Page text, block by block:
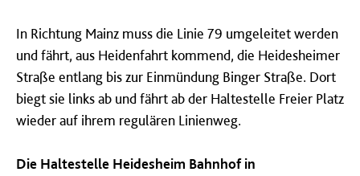
In Richtung Mainz muss die Linie 79 umgeleitet werden
und fährt, aus Heidenfahrt kommend, die Heidesheimer
Straße entlang bis zur Einmündung Binger Straße. Dort
biegt sie links ab und fährt ab der Haltestelle Freier Platz
wieder auf ihrem regulären Linienweg.
Die Haltestelle Heidesheim Bahnhof in